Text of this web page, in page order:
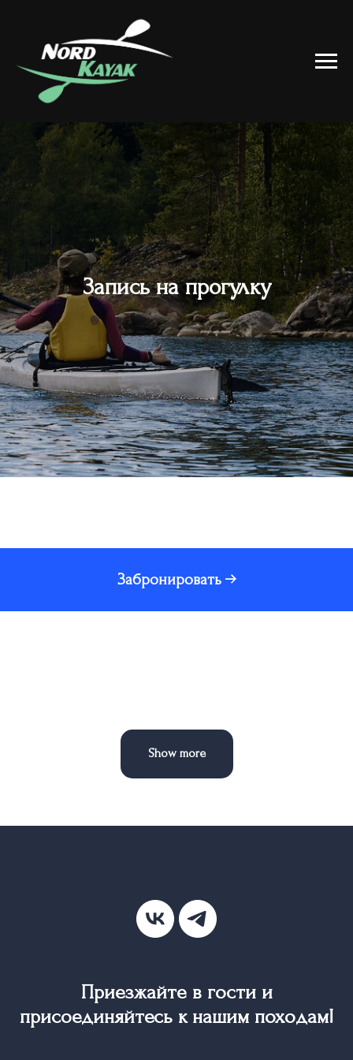
Запись на прогулку
Забронировать
Show more
Приезжайте в гости и
присоединяйтесь к нашим походам!